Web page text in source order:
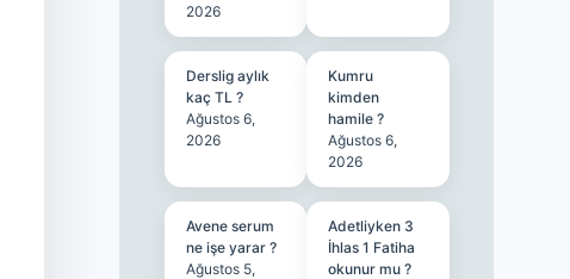
2026
Derslig aylık
kaç TL ?
Ağustos 6,
2026
Kumru
kimden
hamile ?
Ağustos 6,
2026
Avene serum
ne işe yarar ?
Ağustos 5,
Adetliyken 3
İhlas 1 Fatiha
okunur mu ?